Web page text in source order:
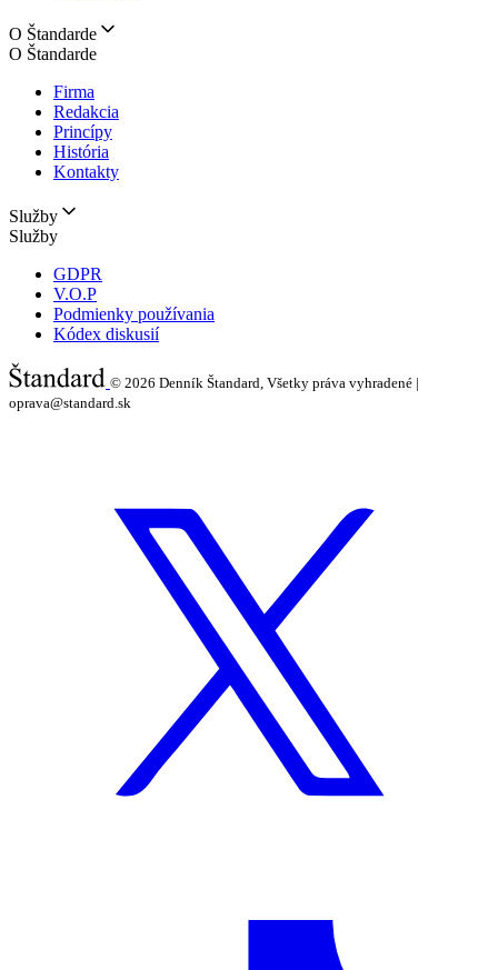
O Štandarde
O Štandarde
Firma
Redakcia
Princípy
História
Kontakty
Služby
Služby
GDPR
V.O.P
Podmienky používania
Kódex diskusií
© 2026 Denník Štandard, Všetky práva vyhradené |
oprava@standard.sk